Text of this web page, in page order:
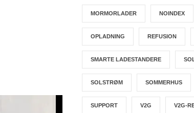
MORMORLADER NOINDEX
OPLADNING REFUSION
SMARTE LADESTANDERE
SOLSTRØM SOMMERHUS
SUPPORT V2G V2G-